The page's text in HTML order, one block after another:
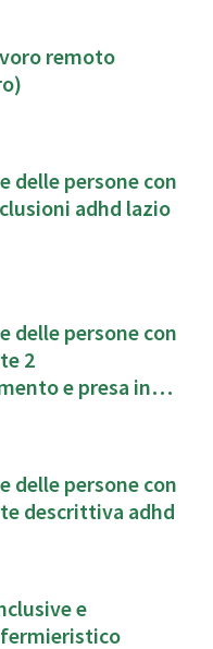
remoto
delle persone con
adhd lazio
delle persone con
2
e presa in
delle persone con
descrittiva adhd
e